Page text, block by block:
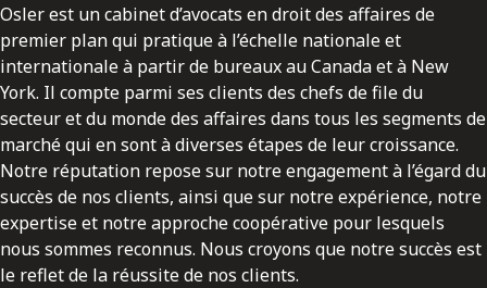
Osler est un cabinet d’avocats en droit des affaires de
premier plan qui pratique à l’échelle nationale et
internationale à partir de bureaux au Canada et à New
York. Il compte parmi ses clients des chefs de file du
secteur et du monde des affaires dans tous les segments de
marché qui en sont à diverses étapes de leur croissance.
Notre réputation repose sur notre engagement à l’égard du
succès de nos clients, ainsi que sur notre expérience, notre
expertise et notre approche coopérative pour lesquels
nous sommes reconnus. Nous croyons que notre succès est
le reflet de la réussite de nos clients.